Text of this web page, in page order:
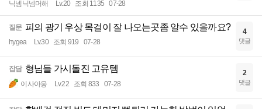
닉넴닉넴머해 Lv.20 조회 1135 07-28
질문 피의 광기 우상 목걸이 잘 나오는곳좀 알수 있을까요?
hygea Lv.30 조회 919 07-28
4
댓글
잡담 형님들 가시돌진 고유템
이사아웅 Lv.22 조회 833 07-28
2
댓글